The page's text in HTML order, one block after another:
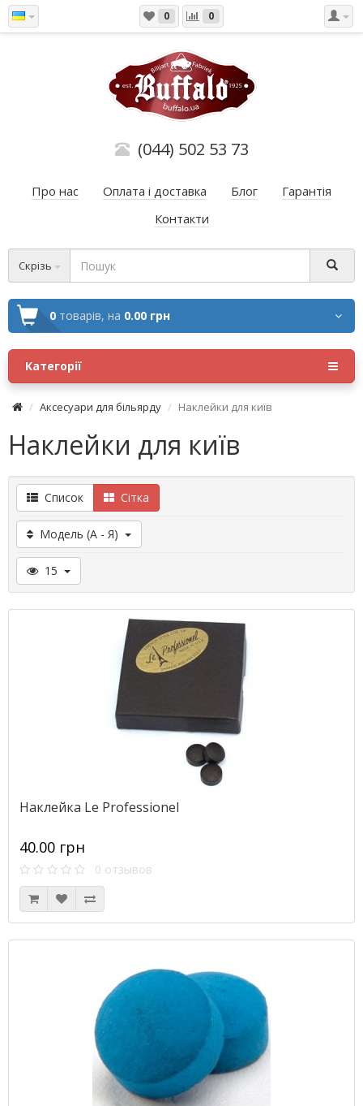
0 0
(044) 502 53 73
Про нас Оплата і доставка Блог
Гарантія
Контакти
Скрізь
0 товарів, на 0.00 грн
Категорії
Аксесуари для більярду Наклейки для київ
Наклейки для київ
Список Сітка
Модель (A - Я)
15
Наклейка Le Professionel
40.00 грн
0 отзывов